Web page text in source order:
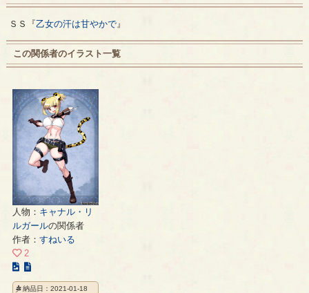
ＳＳ『乙女の汗は甘やかで 』
この関係者のイラスト一覧
人物： キャナル・リ
ルガールの関係者
作者： すねいる
2
の
納品日：2021-01-18